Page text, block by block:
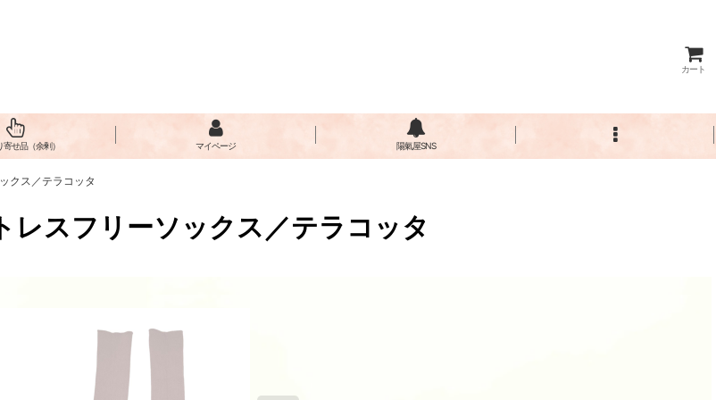
カート
寄せ品（余剰） マイページ 陽氣屋SNS
クス／テラコッタ
スフリーソックス／テラコッタ